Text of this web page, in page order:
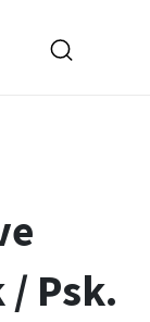
Psk.